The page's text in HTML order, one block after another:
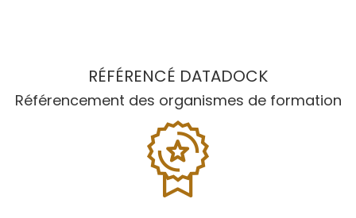
RÉFÉRENCÉ DATADOCK
Référencement des organismes de formation